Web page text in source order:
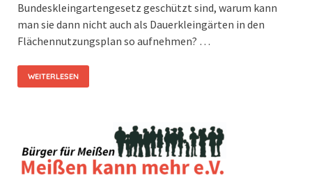
Bundeskleingartengesetz geschützt sind, warum kann
man sie dann nicht auch als Dauerkleingärten in den
Flächennutzungsplan so aufnehmen? …
WEITERLESEN